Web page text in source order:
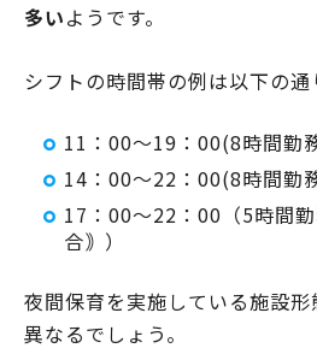
多いようです。
シフトの時間帯の例は以下の通
11：00～19：00(8時間勤務
14：00～22：00(8時間勤務
17：00～22：00（5時間
合｠）
夜間保育を実施している施設
異なるでしょう。